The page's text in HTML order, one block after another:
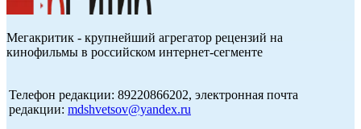
Мегакритик - крупнейший агрегатор рецензий на
кинофильмы в российском интернет-сегменте
Телефон редакции: 89220866202, электронная почта
редакции: mdshvetsov@yandex.ru